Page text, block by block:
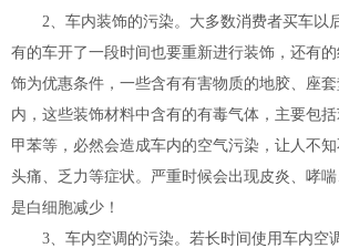
2、车内装饰的污染。大多数消费者买车以
有的车开了一段时间也要重新进行装饰，还有
饰为优惠条件，一些含有有害物质的地胶、座
内，这些装饰材料中含有的有毒气体，主要包
甲苯等，必然会造成车内的空气污染，让人不
头痛、乏力等症状。严重时候会出现皮炎、哮
是白细胞减少！
3、车内空调的污染。若长时间使用车内空